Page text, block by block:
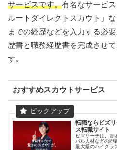
サービスです。有名なサービ
ルートダイレクトスカウト」
までの経歴などを入力する必
歴書と職務経歴書を完成させ
す。
おすすめスカウトサービス
転職ならビズ
ス転職サイト
ビズリーチは、管
バル人材などの即
最大級のハイクラ